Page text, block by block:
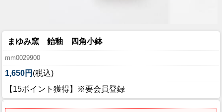
まゆみ窯 飴釉 四角小鉢
mm0029900
1,650円 (税込)
【15ポイント獲得】※要会員登録